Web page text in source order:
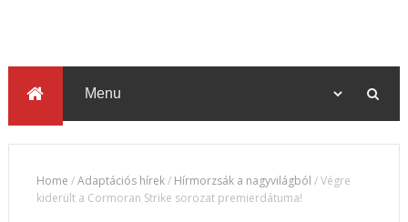
Home /Adaptációs hírek/ Hírmorzsák a nagyvilágból /Végre
kiderült a Cormoran Strike sorozat premierdátuma!